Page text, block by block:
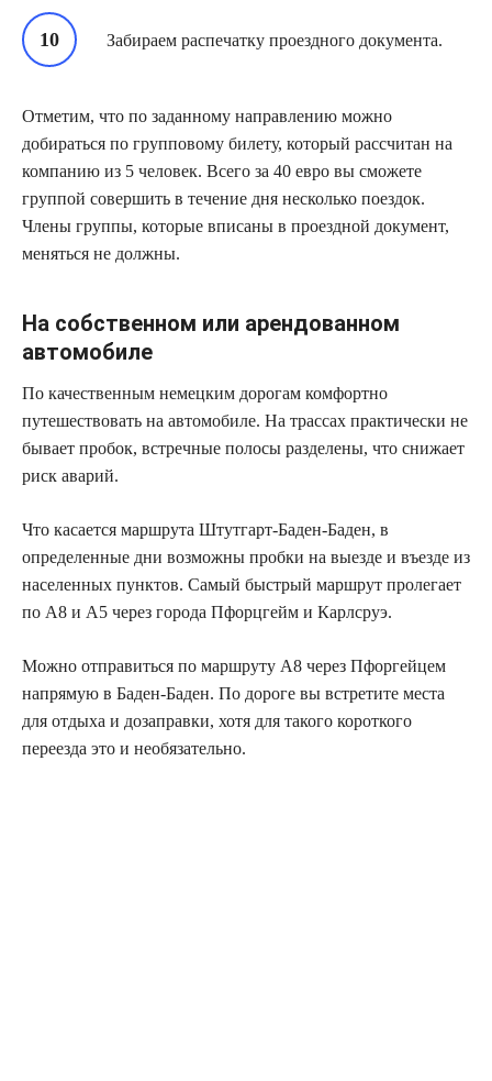
Забираем распечатку проездного документа.
Отметим, что по заданному направлению можно
добираться по групповому билету, который рассчитан на
компанию из 5 человек. Всего за 40 евро вы сможете
группой совершить в течение дня несколько поездок.
Члены группы, которые вписаны в проездной документ,
меняться не должны.
На собственном или арендованном
автомобиле
По качественным немецким дорогам комфортно
путешествовать на автомобиле. На трассах практически не
бывает пробок, встречные полосы разделены, что снижает
риск аварий.
Что касается маршрута Штутгарт-Баден-Баден, в
определенные дни возможны пробки на выезде и въезде из
населенных пунктов. Самый быстрый маршрут пролегает
по А8 и А5 через города Пфорцгейм и Карлсруэ.
Можно отправиться по маршруту А8 через Пфоргейцем
напрямую в Баден-Баден. По дороге вы встретите места
для отдыха и дозаправки, хотя для такого короткого
переезда это и необязательно.